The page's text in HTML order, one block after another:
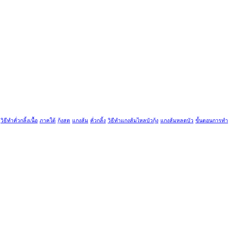
วิธีทำคั่วกลิ้งเนื้อ ภาคใต้ กุ้งสด แกงส้ม คั่วกลิ้ง วิธีทำแกงส้มไหลบัวกุ้ง แกงส้มหลดบัว ขั้นตอนการทำ